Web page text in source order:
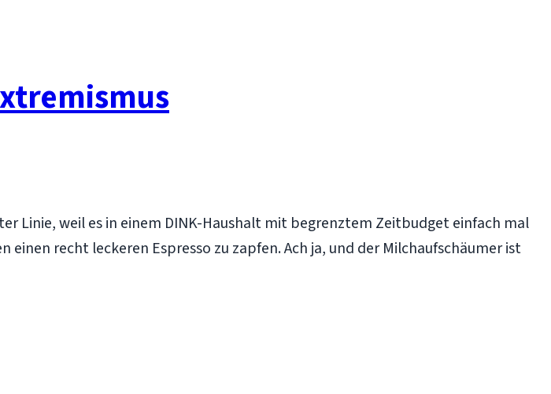
Linie, weil es in einem DINK-Haushalt mit begrenztem Zeitbudget einfach mal
recht leckeren Espresso zu zapfen. Ach ja, und der Milchaufschäumer ist